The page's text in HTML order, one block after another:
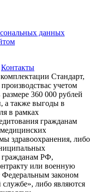
данных
Контакты
Стандарт,
учетом
360 000 рублей
а также выгоды в
в рамках
гражданам
здравоохранения, либо
гражданам РФ,
или военную
Федеральным законом
либо являются